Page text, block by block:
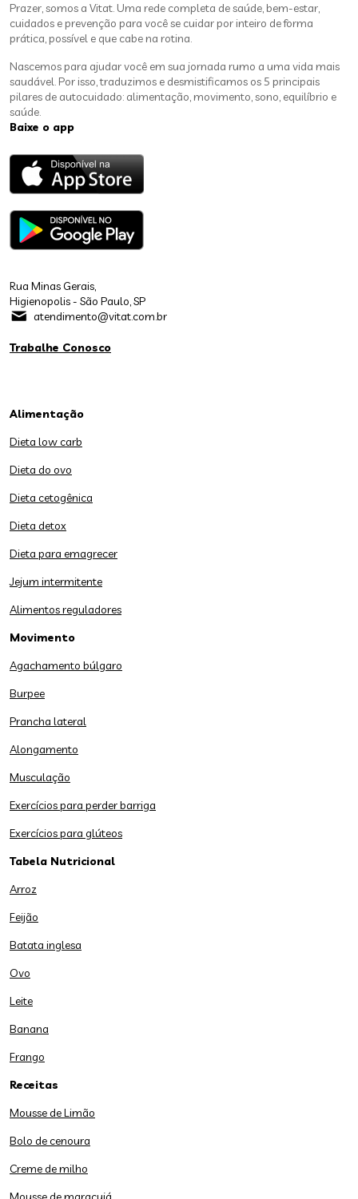
Prazer, somos a Vitat. Uma rede completa de saúde, bem-estar,
cuidados e prevenção para você se cuidar por inteiro de forma
prática, possível e que cabe na rotina.
Nascemos para ajudar você em sua jornada rumo a uma vida mais
saudável. Por isso, traduzimos e desmistificamos os 5 principais
pilares de autocuidado: alimentação, movimento, sono, equilíbrio e
saúde.
Baixe o app
Rua Minas Gerais,
Higienopolis - São Paulo, SP
atendimento@vitat.com.br
Trabalhe Conosco
Alimentação
Dieta low carb
Dieta do ovo
Dieta cetogênica
Dieta detox
Dieta para emagrecer
Jejum intermitente
Alimentos reguladores
Movimento
Agachamento búlgaro
Burpee
Prancha lateral
Alongamento
Musculação
Exercícios para perder barriga
Exercícios para glúteos
Tabela Nutricional
Arroz
Feijão
Batata inglesa
Ovo
Leite
Banana
Frango
Receitas
Mousse de Limão
Bolo de cenoura
Creme de milho